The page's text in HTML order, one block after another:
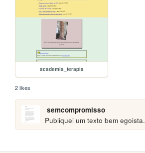
academia_terapia
2 likes
semcompromisso
Publiquei um texto bem egoista.